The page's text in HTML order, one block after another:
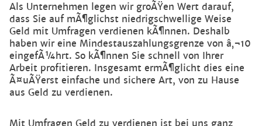
Als Unternehmen legen wir groÃŸen Wert darauf,
dass Sie auf mÃ¶glichst niedrigschwellige Weise
Geld mit Umfragen verdienen kÃ¶nnen. Deshalb
haben wir eine Mindestauszahlungsgrenze von â‚¬10
eingefÃ¼hrt. So kÃ¶nnen Sie schnell von Ihrer
Arbeit profitieren. Insgesamt ermÃ¶glicht dies eine
Ã¤uÃŸerst einfache und sichere Art, von zu Hause
aus Geld zu verdienen.
Mit Umfragen Geld zu verdienen ist bei uns ganz